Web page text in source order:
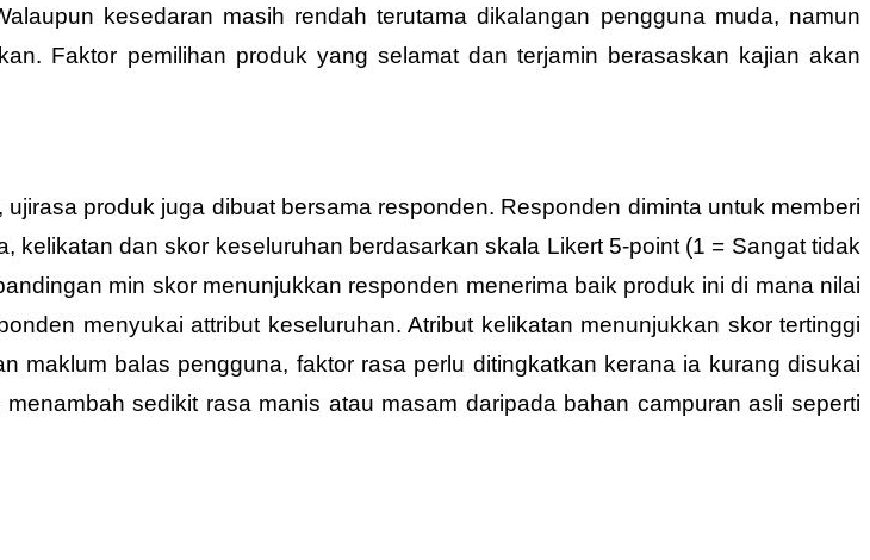
kesedaran masih rendah terutama dikalangan pengguna muda, namun
Faktor pemilihan produk yang selamat dan terjamin berasaskan kajian akan
produk juga dibuat bersama responden. Responden diminta untuk memberi
kelikatan dan skor keseluruhan berdasarkan skala Likert 5-point (1 = Sangat tidak
min skor menunjukkan responden menerima baik produk ini di mana nilai
menyukai attribut keseluruhan. Atribut kelikatan menunjukkan skor tertinggi
maklum balas pengguna, faktor rasa perlu ditingkatkan kerana ia kurang disukai
sedikit rasa manis atau masam daripada bahan campuran asli seperti